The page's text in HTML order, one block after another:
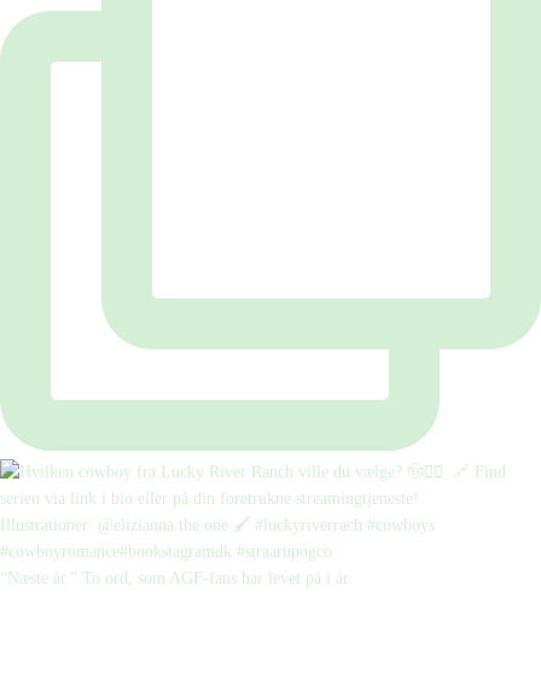
“Næste år.” To ord, som AGF-fans har levet på i år